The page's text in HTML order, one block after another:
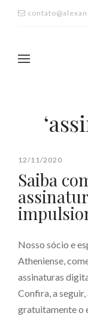
12/11/2020
Saiba
Nosso sócio e
Atheniense,
assinaturas
Confira, a
gratuitamente o